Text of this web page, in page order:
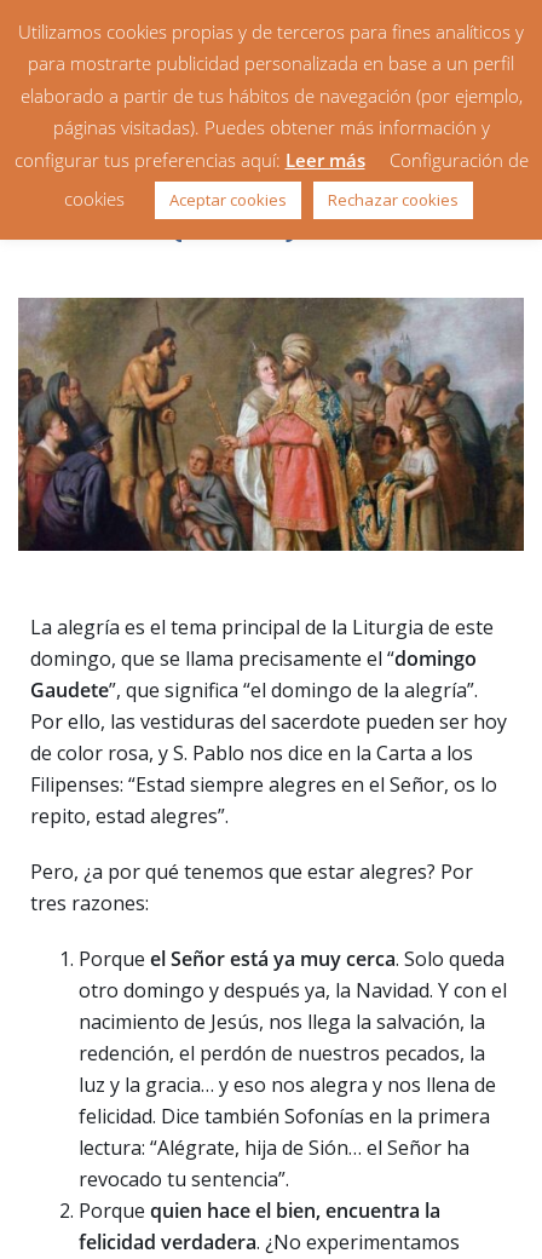
Homilía: 3er Domingo de
Adviento (ciclo C)
La alegría es el tema principal de la Liturgia de este
domingo, que se llama precisamente el “domingo
Gaudete”, que significa “el domingo de la alegría”.
Por ello, las vestiduras del sacerdote pueden ser hoy
de color rosa, y S. Pablo nos dice en la Carta a los
Filipenses: “Estad siempre alegres en el Señor, os lo
repito, estad alegres”.
Pero, ¿a por qué tenemos que estar alegres? Por
tres razones:
Porque el Señor está ya muy cerca. Solo queda
otro domingo y después ya, la Navidad. Y con el
nacimiento de Jesús, nos llega la salvación, la
redención, el perdón de nuestros pecados, la
luz y la gracia… y eso nos alegra y nos llena de
felicidad. Dice también Sofonías en la primera
lectura: “Alégrate, hija de Sión… el Señor ha
revocado tu sentencia”.
Porque quien hace el bien, encuentra la
felicidad verdadera. ¿No experimentamos
Utilizamos cookies propias y de terceros para fines analíticos y
para mostrarte publicidad personalizada en base a un perfil
elaborado a partir de tus hábitos de navegación (por ejemplo,
páginas visitadas). Puedes obtener más información y
configurar tus preferencias aquí: Leer más
Configuración de
cookies
Aceptar cookies Rechazar cookies